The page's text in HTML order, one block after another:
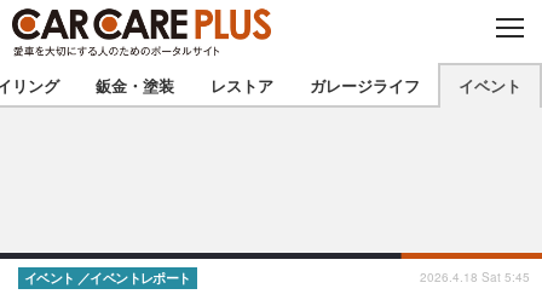
C
O
S
E
★カーケアプラス認定★ 厳選プロショップを地域から探す
甲信越 北陸
リング 鈑金・塗装 レストア ガレージライフ イベント
イベント イベントレポート 2026.4.18 Sat 5:45